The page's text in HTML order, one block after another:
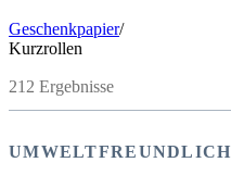
Geschenkpapier/
Kurzrollen
212 Ergebnisse
UMWELTFREUNDLICH